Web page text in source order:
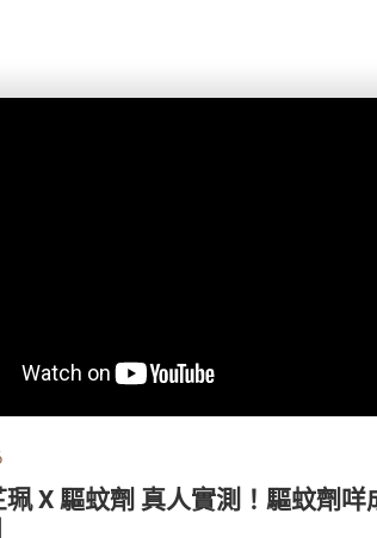
珮 X 驅蚊劑 真人實測！驅蚊劑咩